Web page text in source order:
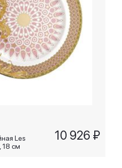
Les
18 см
10 926 ₽